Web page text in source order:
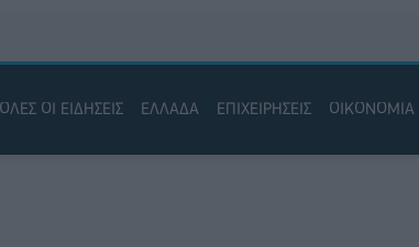
ΟΛΕΣ ΟΙ ΕΙΔΗΣΕΙΣ ΕΛΛΑΔΑ ΕΠΙΧΕΙΡΗΣΕΙΣ ΟΙΚΟΝΟΜΙΑ